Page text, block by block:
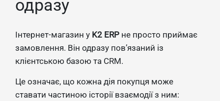
одразу
Інтернет-магазин у K2 ERP не просто приймає
замовлення. Він одразу пов’язаний із
клієнтською базою та CRM.
Це означає, що кожна дія покупця може
ставати частиною історії взаємодії з ним: